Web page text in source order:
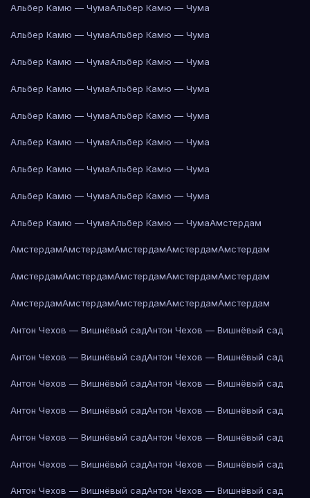
Альбер Камю — ЧумаАльбер Камю — Чума
Альбер Камю — ЧумаАльбер Камю — Чума
Альбер Камю — ЧумаАльбер Камю — Чума
Альбер Камю — ЧумаАльбер Камю — Чума
Альбер Камю — ЧумаАльбер Камю — Чума
Альбер Камю — ЧумаАльбер Камю — Чума
Альбер Камю — ЧумаАльбер Камю — Чума
Альбер Камю — ЧумаАльбер Камю — Чума
Альбер Камю — ЧумаАльбер Камю — ЧумаАмстердам
АмстердамАмстердамАмстердамАмстердамАмстердам
АмстердамАмстердамАмстердамАмстердамАмстердам
АмстердамАмстердамАмстердамАмстердамАмстердам
Антон Чехов — Вишнёвый садАнтон Чехов — Вишнёвый сад
Антон Чехов — Вишнёвый садАнтон Чехов — Вишнёвый сад
Антон Чехов — Вишнёвый садАнтон Чехов — Вишнёвый сад
Антон Чехов — Вишнёвый садАнтон Чехов — Вишнёвый сад
Антон Чехов — Вишнёвый садАнтон Чехов — Вишнёвый сад
Антон Чехов — Вишнёвый садАнтон Чехов — Вишнёвый сад
Антон Чехов — Вишнёвый садАнтон Чехов — Вишнёвый сад